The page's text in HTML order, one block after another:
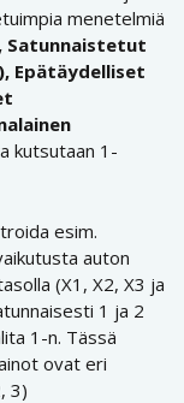
menetelmiä
Satunnaistetut
Epätäydelliset
kutsutaan 1-
esim.
auton
(X1, X2, X3 ja
1 ja 2
1-n. Tässä
ovat eri
3)